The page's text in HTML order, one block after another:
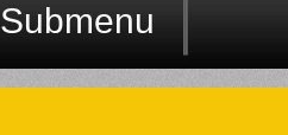
Submenu